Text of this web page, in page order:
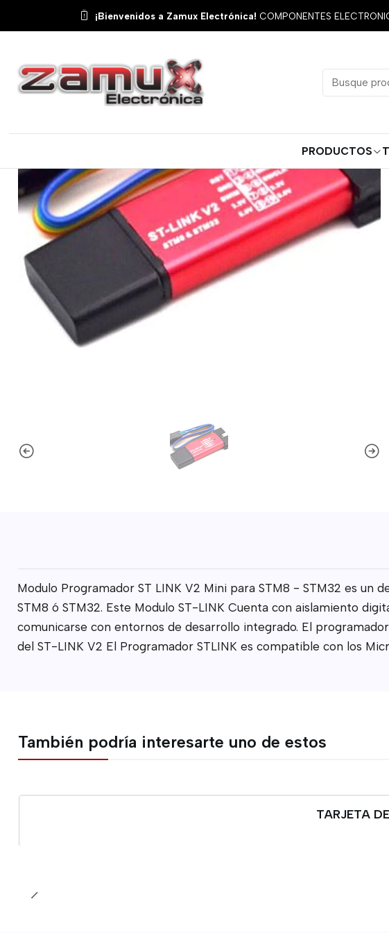
PRODUCTOS
¡Bienvenidos a Zamux Electrónica! COMPONENTES
Inicio Productos
Modulo Programador ST LINK V2 Mini para STM8 - STM32 es
STM8 ó STM32. Este Modulo ST-LINK Cuenta con aislamiento
comunicarse con entornos de desarrollo integrado. El
del ST-LINK V2 El Programador STLINK es compatible con los
También podría interesarte uno de estos
TARJETA